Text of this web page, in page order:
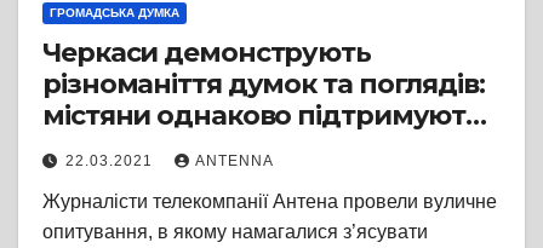
ГРОМАДСЬКА ДУМКА
Черкаси демонструють
різноманіття думок та поглядів:
містяни однаково підтримують
як протести, так і Зеленського
22.03.2021 ANTENNA
Журналісти телекомпанії Антена провели вуличне
опитування, в якому намагалися з’ясувати